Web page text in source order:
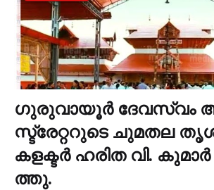
ഗു​രു​വാ​യൂ​ര്‍ ദേ​വ​സ്വം
സ്ട്രേ​റ്റ​റു​ടെ ചു​മ​ത​ല
ക​ള​ക്ട​ര്‍ ഹ​രി​ത വി.​
ത്തു.​